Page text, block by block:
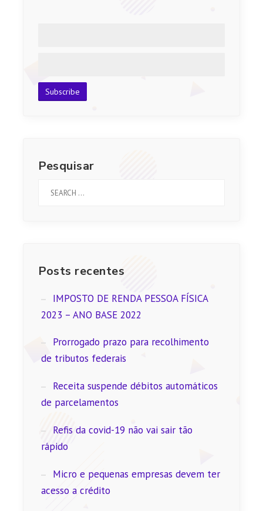
Pesquisar
Posts recentes
IMPOSTO DE RENDA PESSOA FÍSICA
2023 – ANO BASE 2022
Prorrogado prazo para recolhimento
de tributos federais
Receita suspende débitos automáticos
de parcelamentos
Refis da covid-19 não vai sair tão
rápido
Micro e pequenas empresas devem ter
acesso a crédito